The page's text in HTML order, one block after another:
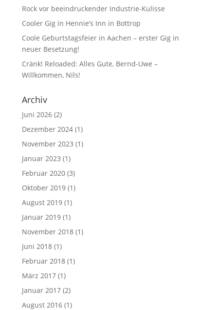
Rock vor beeindruckender Industrie-Kulisse
Cooler Gig in Hennie’s Inn in Bottrop
Coole Geburtstagsfeier in Aachen – erster Gig in
neuer Besetzung!
Cränk! Reloaded: Alles Gute, Bernd-Uwe –
Willkommen, Nils!
Archiv
Juni 2026(2)
Dezember 2024(1)
November 2023 (1)
Januar 2023 (1)
Februar 2020(3)
Oktober 2019(1)
August 2019(1)
Januar 2019(1)
November 2018(1)
Juni 2018(1)
Februar 2018(1)
März 2017(1)
Januar 2017(2)
August 2016(1)